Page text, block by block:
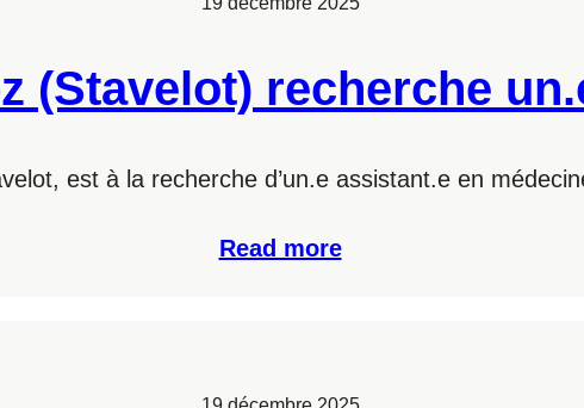
(Stavelot) recherche
est à la recherche d’un.e assistant.e en
Read more